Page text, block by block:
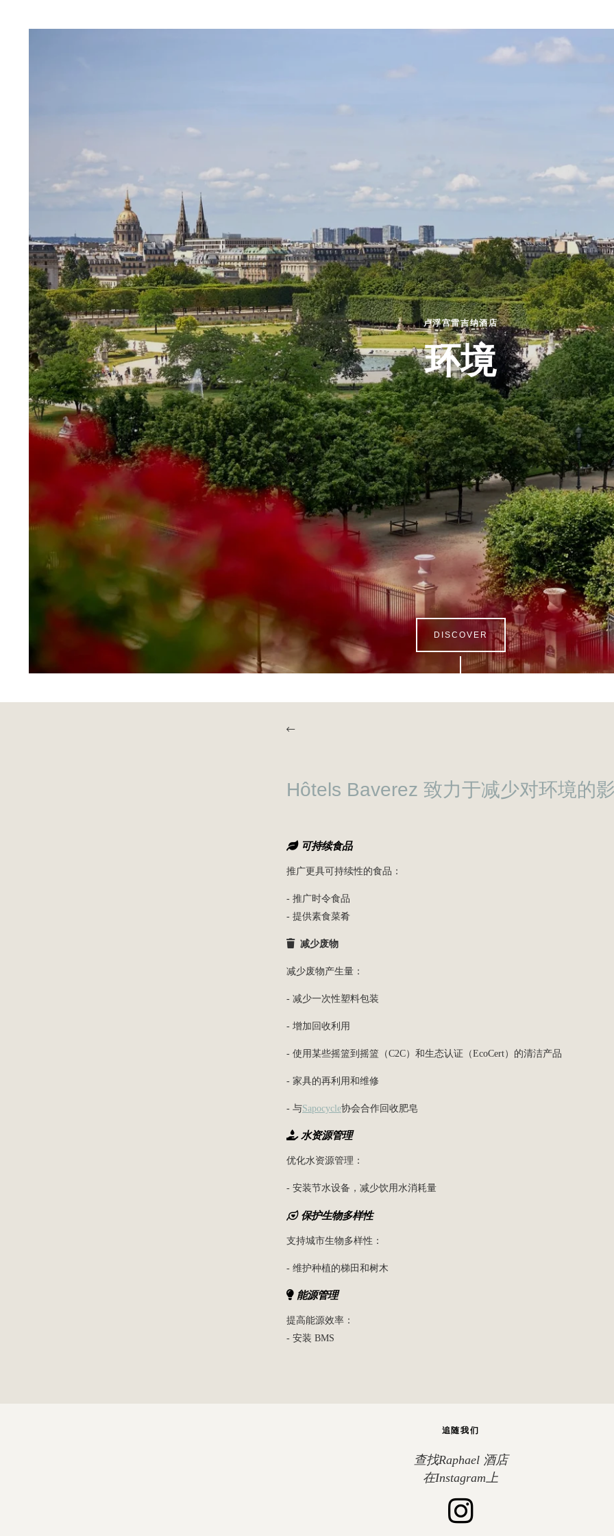
卢浮宫雷吉纳酒店
环境
DISCOVER
Hôtels Baverez 致力于减少对环境的
可持续食品
推广更具可持续性的食品：
- 推广时令食品
- 提供素食菜肴
减少废物
减少废物产生量：
- 减少一次性塑料包装
- 增加回收利用
- 使用某些摇篮到摇篮（C2C）和生态认证（EcoCert）的清洁产品
- 家具的再利用和维修
- 与Sapocycle协会合作回收肥皂
水资源管理
优化水资源管理：
- 安装节水设备，减少饮用水消耗量
保护生物多样性
支持城市生物多样性：
- 维护种植的梯田和树木
能源管理
提高能源效率：
- 安装 BMS
追随我们
查找Raphael 酒店
在Instagram上